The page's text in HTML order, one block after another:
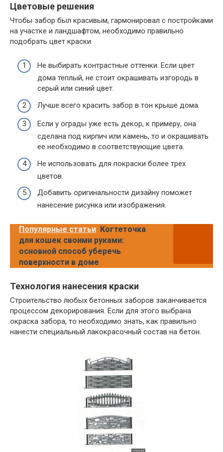
Цветовые решения
Чтобы забор был красивым, гармонировал с постройками
на участке и ландшафтом, необходимо правильно
подобрать цвет краски.
Не выбирать контрастные оттенки. Если цвет
дома теплый, не стоит окрашивать изгородь в
серый или синий цвет.
Лучше всего красить забор в тон крыше дома.
Если у ограды уже есть декор, к примеру, она
сделана под кирпич или камень, то и окрашивать
ее необходимо в соответствующие цвета.
Не использовать для покраски более трех
цветов.
Добавить оригинальности дизайну поможет
нанесение рисунка или изображения.
Популярные статьи Когтеточка
для кошек своими руками:
основной способ уберечь
поверхности в доме
Технология нанесения краски
Строительство любых бетонных заборов заканчивается
процессом декорирования. Если для этого выбрана
окраска забора, то необходимо знать, как правильно
нанести специальный лакокрасочный состав на бетон.